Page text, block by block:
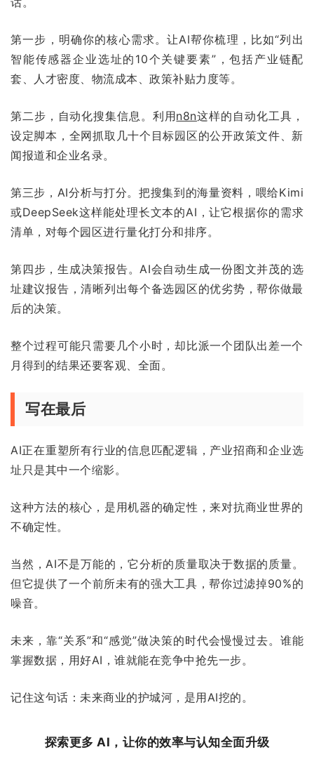
第一步，明确你的核心需求。让AI帮你梳理，比如“列出
智能传感器企业选址的10个关键要素”，包括产业链配
套、人才密度、物流成本、政策补贴力度等。
第二步，自动化搜集信息。利用n8n这样的自动化工具，
设定脚本，全网抓取几十个目标园区的公开政策文件、新
闻报道和企业名录。
第三步，AI分析与打分。把搜集到的海量资料，喂给Kimi
或DeepSeek这样能处理长文本的AI，让它根据你的需求
清单，对每个园区进行量化打分和排序。
第四步，生成决策报告。AI会自动生成一份图文并茂的选
址建议报告，清晰列出每个备选园区的优劣势，帮你做最
后的决策。
整个过程可能只需要几个小时，却比派一个团队出差一个
月得到的结果还要客观、全面。
写在最后
AI正在重塑所有行业的信息匹配逻辑，产业招商和企业选
址只是其中一个缩影。
这种方法的核心，是用机器的确定性，来对抗商业世界的
不确定性。
当然，AI不是万能的，它分析的质量取决于数据的质量。
但它提供了一个前所未有的强大工具，帮你过滤掉90%的
噪音。
未来，靠“关系”和“感觉”做决策的时代会慢慢过去。谁能
掌握数据，用好AI，谁就能在竞争中抢先一步。
记住这句话：未来商业的护城河，是用AI挖的。
探索更多 AI，让你的效率与认知全面升级